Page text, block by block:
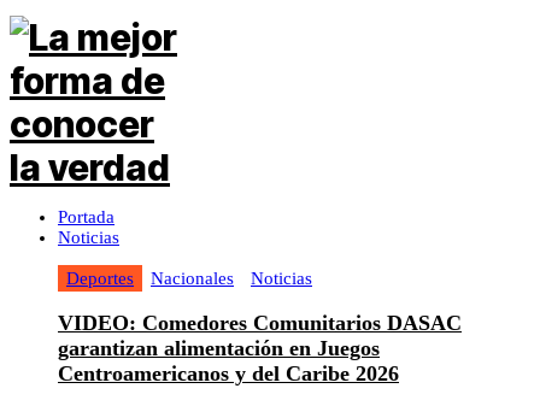
Portada
Noticias
Deportes Nacionales Noticias
VIDEO: Comedores Comunitarios DASAC
garantizan alimentación en Juegos
Centroamericanos y del Caribe 2026